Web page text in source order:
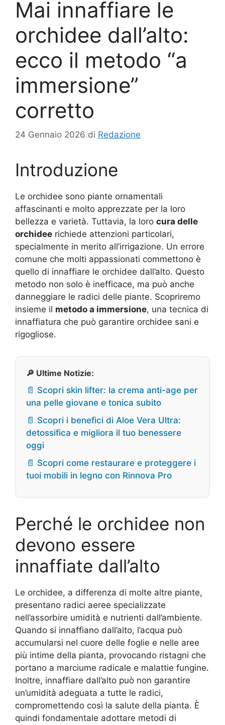
Mai innaffiare le
orchidee dall’alto:
ecco il metodo “a
immersione”
corretto
24 Gennaio 2026 di Redazione
Introduzione
Le orchidee sono piante ornamentali
affascinanti e molto apprezzate per la loro
bellezza e varietà. Tuttavia, la loro cura delle
orchidee richiede attenzioni particolari,
specialmente in merito all’irrigazione. Un errore
comune che molti appassionati commettono è
quello di innaffiare le orchidee dall’alto. Questo
metodo non solo è inefficace, ma può anche
danneggiare le radici delle piante. Scopriremo
insieme il metodo a immersione, una tecnica di
innaffiatura che può garantire orchidee sani e
rigogliose.
🔎 Ultime Notizie:
📄 Scopri skin lifter: la crema anti-age per
una pelle giovane e tonica subito
📄 Scopri i benefici di Aloe Vera Ultra:
detossifica e migliora il tuo benessere
oggi
📄 Scopri come restaurare e proteggere i
tuoi mobili in legno con Rinnova Pro
Perché le orchidee non
devono essere
innaffiate dall’alto
Le orchidee, a differenza di molte altre piante,
presentano radici aeree specializzate
nell’assorbire umidità e nutrienti dall’ambiente.
Quando si innaffiano dall’alto, l’acqua può
accumularsi nel cuore delle foglie e nelle aree
più intime della pianta, provocando ristagni che
portano a marciume radicale e malattie fungine.
Inoltre, innaffiare dall’alto può non garantire
un’umidità adeguata a tutte le radici,
compromettendo così la salute della pianta. È
quindi fondamentale adottare metodi di